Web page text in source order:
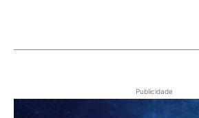
Publicidade